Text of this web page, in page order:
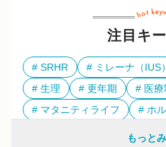
注目キ
SRHR ミレーナ（IUS）
生理
更年期
医
マタニティライフ
ホ
もっと